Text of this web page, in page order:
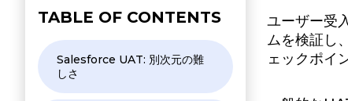
TABLE OF CONTENTS
Salesforce UAT: 別次元の難
しさ
ユーザー受
ムを検証し
ェックポイ